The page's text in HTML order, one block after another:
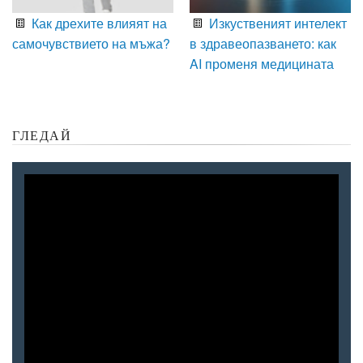
Как дрехите влияят на
самочувствието на мъжа?
Изкуственият интелект
в здравеопазването: как
AI променя медицината
ГЛЕДАЙ